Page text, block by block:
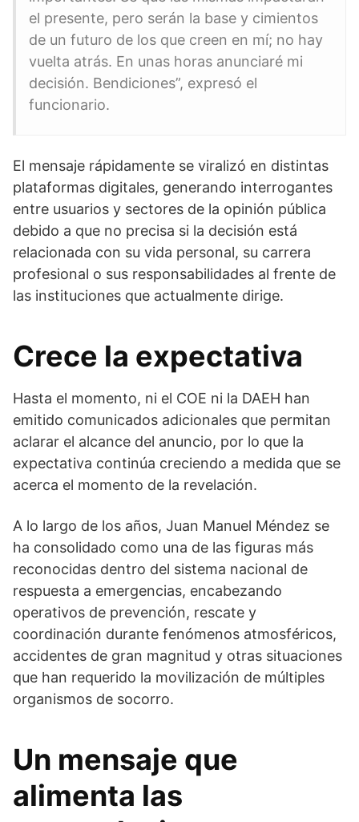
el presente, pero serán la base y cimientos
de un futuro de los que creen en mí; no hay
vuelta atrás. En unas horas anunciaré mi
decisión. Bendiciones”, expresó el
funcionario.
El mensaje rápidamente se viralizó en distintas
plataformas digitales, generando interrogantes
entre usuarios y sectores de la opinión pública
debido a que no precisa si la decisión está
relacionada con su vida personal, su carrera
profesional o sus responsabilidades al frente de
las instituciones que actualmente dirige.
Crece la expectativa
Hasta el momento, ni el COE ni la DAEH han
emitido comunicados adicionales que permitan
aclarar el alcance del anuncio, por lo que la
expectativa continúa creciendo a medida que se
acerca el momento de la revelación.
A lo largo de los años, Juan Manuel Méndez se
ha consolidado como una de las figuras más
reconocidas dentro del sistema nacional de
respuesta a emergencias, encabezando
operativos de prevención, rescate y
coordinación durante fenómenos atmosféricos,
accidentes de gran magnitud y otras situaciones
que han requerido la movilización de múltiples
organismos de socorro.
Un mensaje que
alimenta las